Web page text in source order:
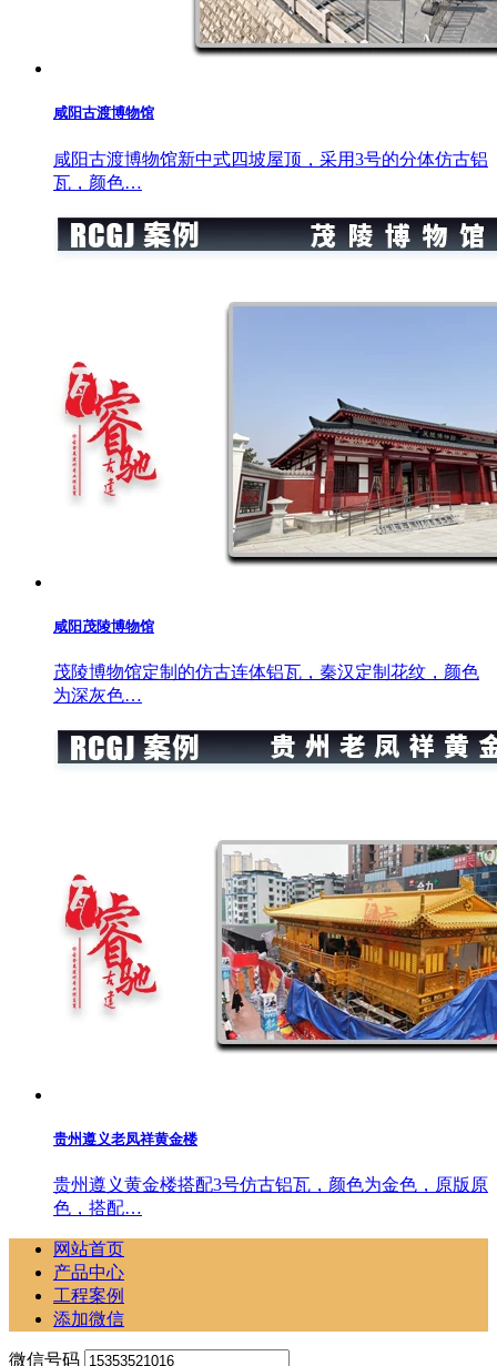
咸阳古渡博物馆
咸阳古渡博物馆新中式四坡屋顶，采用3号的分体仿古铝
瓦，颜色…
咸阳茂陵博物馆
茂陵博物馆定制的仿古连体铝瓦，秦汉定制花纹，颜色
为深灰色…
贵州遵义老凤祥黄金楼
贵州遵义黄金楼搭配3号仿古铝瓦，颜色为金色，原版原
色，搭配…
网站首页
产品中心
工程案例
添加微信
微信号码